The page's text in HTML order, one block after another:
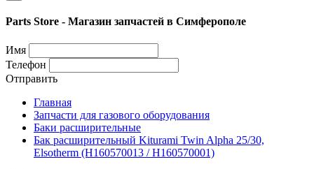
Parts Store - Магазин запчастей в Симферополе
Имя
Телефон
Отправить
Главная
Запчасти для газового оборудования
Баки расширительные
Бак расширительный Kiturami Twin Alpha 25/30,
Elsotherm (H160570013 / H160570001)